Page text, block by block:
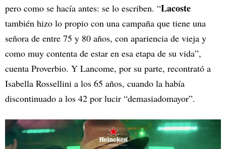
pero como se hacía antes: se lo escriben. “Lacoste
también hizo lo propio con una campaña que tiene una
señora de entre 75 y 80 años, con apariencia de vieja y
como muy contenta de estar en esa etapa de su vida”,
cuenta Proverbio. Y Lancome, por su parte, recontrató a
Isabella Rossellini a los 65 años, cuando la había
discontinuado a los 42 por lucir “demasiadomayor”.